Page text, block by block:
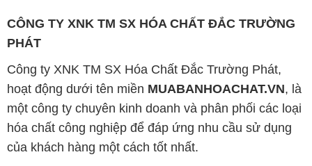
CÔNG TY XNK TM SX HÓA CHẤT ĐẮC TRƯỜNG
PHÁT
Công ty XNK TM SX Hóa Chất Đắc Trường Phát,
hoạt động dưới tên miền MUABANHOACHAT.VN, là
một công ty chuyên kinh doanh và phân phối các loại
hóa chất công nghiệp để đáp ứng nhu cầu sử dụng
của khách hàng một cách tốt nhất.